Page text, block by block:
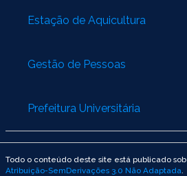
Estação de Aquicultura
Gestão de Pessoas
Prefeitura Universitária
Todo o conteúdo deste site está publicado
Atribuição-SemDerivações 3.0 Não Adaptada.